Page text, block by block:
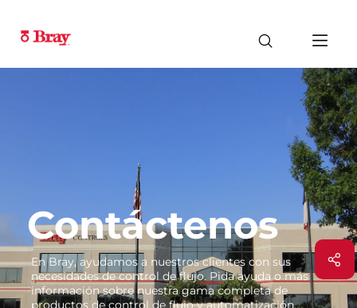
Contáctenos
En Bray, ayudamos a nuestros clientes con sus
necesidades de control de flujo. Pida ayuda o más
información sobre nuestra gama completa de
productos de control de flujo y automatización.